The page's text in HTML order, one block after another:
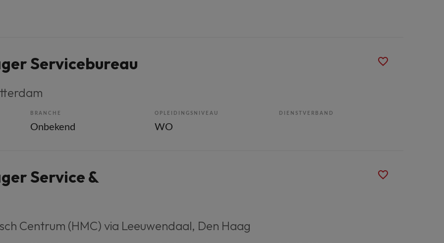
Servicebureau
BRANCHE
Onbekend
OPLEIDINGSNIVEAU
WO
DIENSTVERBAND
Service &
Centrum (HMC) via Leeuwendaal, Den Haag